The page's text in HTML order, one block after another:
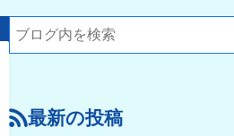
最新の投稿